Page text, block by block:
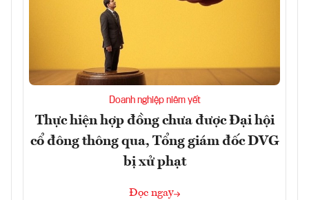
Doanh nghiệp niêm yết
Thực hiện hợp đồng chưa được Đại hội
cổ đông thông qua, Tổng giám đốc DVG
bị xử phạt
Đọc ngay